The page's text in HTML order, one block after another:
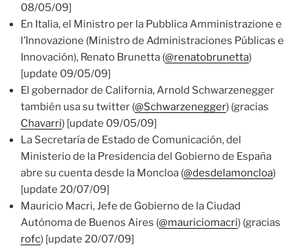
08/05/09]
En Italia, el Ministro per la Pubblica Amministrazione e
l’Innovazione (Ministro de Administraciones Públicas e
Innovación), Renato Brunetta (@renatobrunetta)
[update 09/05/09]
El gobernador de California, Arnold Schwarzenegger
también usa su twitter (@Schwarzenegger) (gracias
Chavarri) [update 09/05/09]
La Secretaría de Estado de Comunicación, del
Ministerio de la Presidencia del Gobierno de España
abre su cuenta desde la Moncloa (@desdelamoncloa)
[update 20/07/09]
Mauricio Macri, Jefe de Gobierno de la Ciudad
Autónoma de Buenos Aires (@mauriciomacri) (gracias
rofc) [update 20/07/09]